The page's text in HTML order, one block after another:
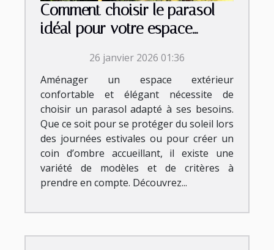
Comment choisir le parasol
idéal pour votre espace
26 janvier 2026 01:36
Aménager un espace extérieur
confortable et élégant nécessite de
choisir un parasol adapté à ses besoins.
Que ce soit pour se protéger du soleil lors
des journées estivales ou pour créer un
coin d’ombre accueillant, il existe une
variété de modèles et de critères à
prendre en compte. Découvrez...